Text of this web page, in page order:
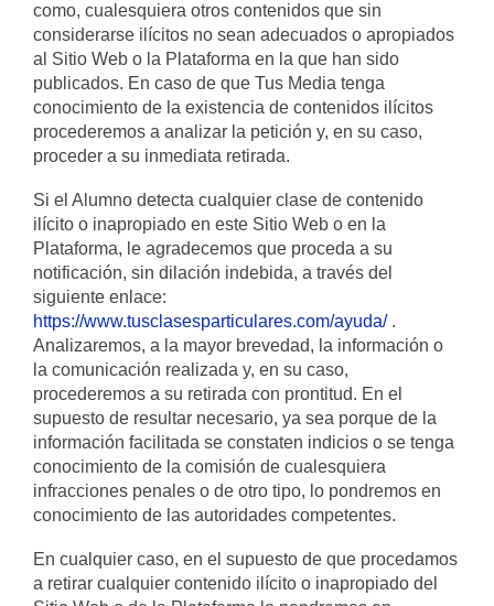
como, cualesquiera otros contenidos que sin
considerarse ilícitos no sean adecuados o apropiados
al Sitio Web o la Plataforma en la que han sido
publicados. En caso de que Tus Media tenga
conocimiento de la existencia de contenidos ilícitos
procederemos a analizar la petición y, en su caso,
proceder a su inmediata retirada.
Si el Alumno detecta cualquier clase de contenido
ilícito o inapropiado en este Sitio Web o en la
Plataforma, le agradecemos que proceda a su
notificación, sin dilación indebida, a través del
siguiente enlace:
https://www.tusclasesparticulares.com/ayuda/.
Analizaremos, a la mayor brevedad, la información o
la comunicación realizada y, en su caso,
procederemos a su retirada con prontitud. En el
supuesto de resultar necesario, ya sea porque de la
información facilitada se constaten indicios o se tenga
conocimiento de la comisión de cualesquiera
infracciones penales o de otro tipo, lo pondremos en
conocimiento de las autoridades competentes.
En cualquier caso, en el supuesto de que procedamos
a retirar cualquier contenido ilícito o inapropiado del